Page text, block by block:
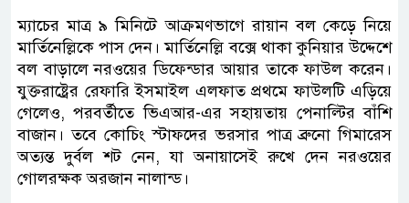
ম্যাচের মাত্র ৯ মিনিটে আক্রমণভাগে রায়ান বল কেড়ে নিয়ে
মার্তিনেল্লিকে পাস দেন। মার্তিনেল্লি বক্সে থাকা কুনিয়ার উদ্দেশে
বল বাড়ালে নরওয়ের ডিফেন্ডার আয়ার তাকে ফাউল করেন।
যুক্তরাষ্ট্রের রেফারি ইসমাইল এলফাত প্রথমে ফাউলটি এড়িয়ে
গেলেও, পরবর্তীতে ভিএআর-এর সহায়তায় পেনাল্টির বাঁশি
বাজান। তবে কোচিং স্টাফদের ভরসার পাত্র ব্রুনো গিমারেস
অত্যন্ত দুর্বল শট নেন, যা অনায়াসেই রুখে দেন নরওয়ের
গোলরক্ষক অরজান নালান্ড।